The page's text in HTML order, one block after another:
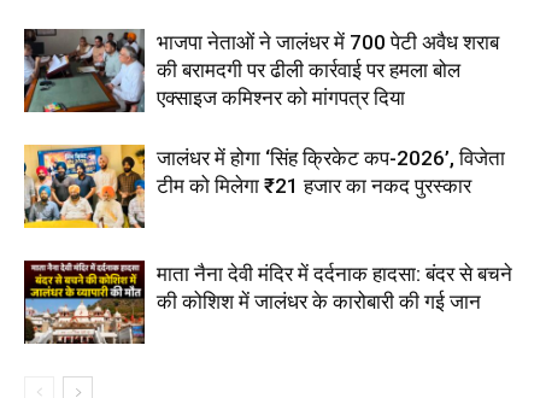
भाजपा नेताओं ने जालंधर में 700 पेटी अवैध शराब
की बरामदगी पर ढीली कार्रवाई पर हमला बोल
एक्साइज कमिश्नर को मांगपत्र दिया
जालंधर में होगा ‘सिंह क्रिकेट कप-2026’, विजेता
टीम को मिलेगा ₹21 हजार का नकद पुरस्कार
माता नैना देवी मंदिर में दर्दनाक हादसा: बंदर से बचने
की कोशिश में जालंधर के कारोबारी की गई जान